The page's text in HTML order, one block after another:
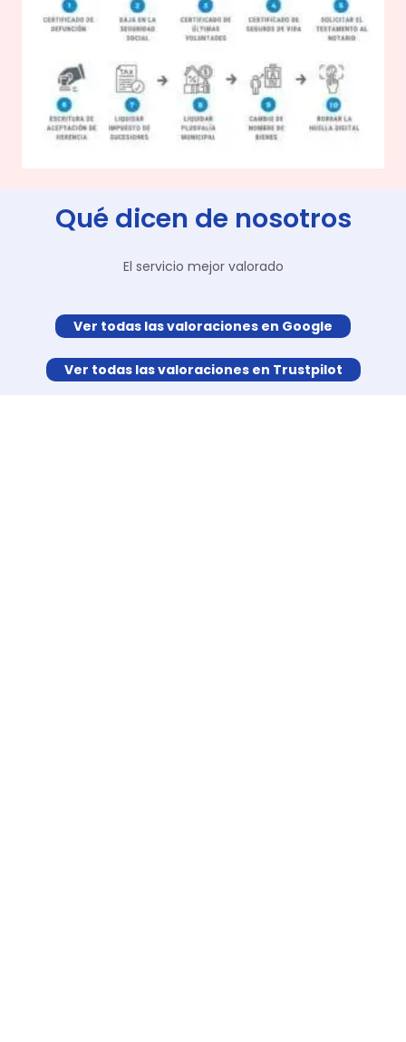
Qué dicen de nosotros
El servicio mejor valorado
Ver todas las valoraciones en Google
Ver todas las valoraciones en Trustpilot